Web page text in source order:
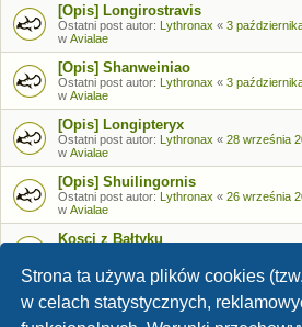
Strona ta używa plików cookies
w celach statystycznych,
[Opis] Longirostravis
Ostatni post autor: Lythronax « 3
w Avialae
[Opis] Shanweiniao
Ostatni post autor: Lythronax « 3
w Avialae
[Opis] Longipteryx
Ostatni post autor: Lythronax « 28 września
w Avialae
[Opis] Shuilingornis
Ostatni post autor: Lythronax « 26 września
w Avialae
Kosci z Bałtyku
Skamieniałości - identyfikacja